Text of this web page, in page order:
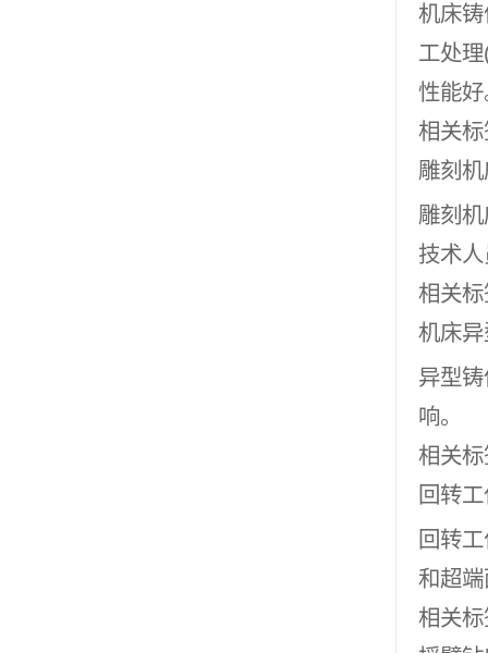
机床
工处
性能
相关
雕刻
雕刻
技术
相关
机床
异型
响。
相关
回转
回转
和超
相关